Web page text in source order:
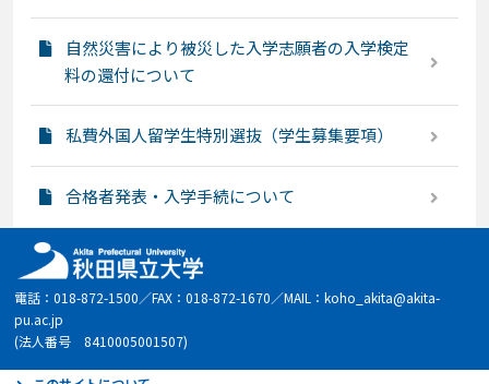
自然災害により被災した入学志願者の入学検定
料の還付について
私費外国人留学生特別選抜（学生募集要項）
合格者発表・入学手続について
電話：018-872-1500／FAX：018-872-1670／MAIL：koho_akita@akita-
pu.ac.jp
(法人番号 8410005001507)